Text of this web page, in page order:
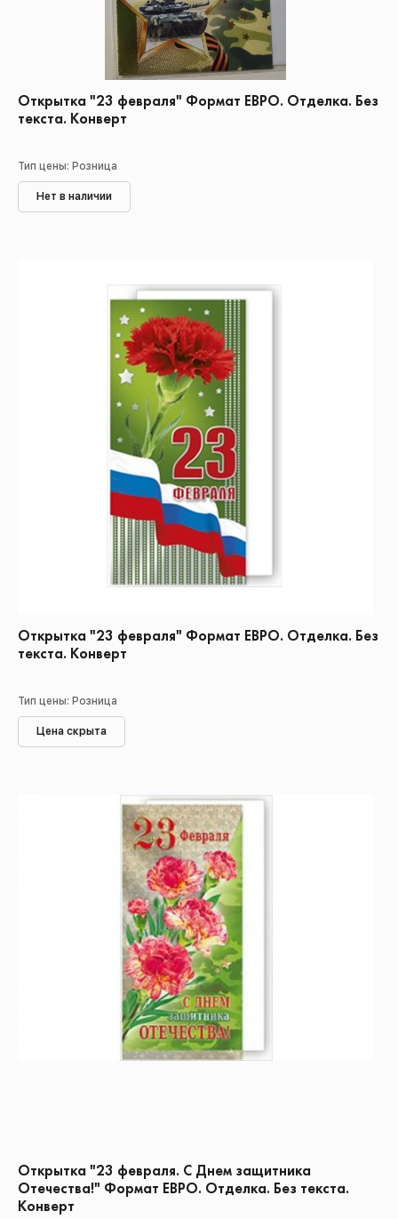
Открытка "23 февраля" Формат ЕВРО. Отделка. Без
текста. Конверт
Тип цены: Розница
Нет в наличии
Открытка "23 февраля" Формат ЕВРО. Отделка. Без
текста. Конверт
Тип цены: Розница
Цена скрыта
Открытка "23 февраля. С Днем защитника
Отечества!" Формат ЕВРО. Отделка. Без текста.
Конверт